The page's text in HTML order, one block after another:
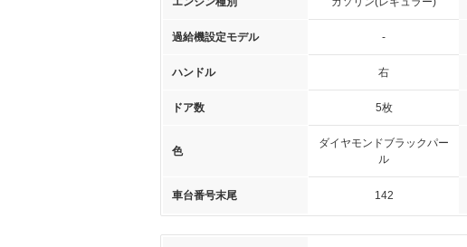
過給機設定モデル -
ハンドル 右
ドア数 5枚
色
ダイヤモンドブラックパー
ル
車台番号末尾 142